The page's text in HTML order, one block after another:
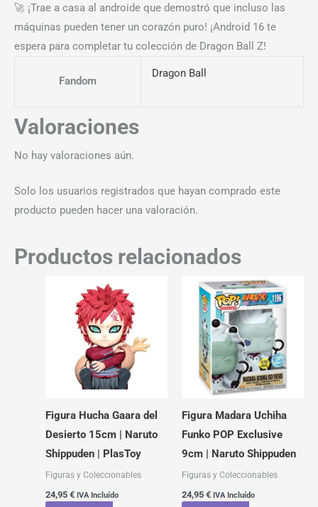
🚀 ¡Trae a casa al androide que demostró que incluso las
máquinas pueden tener un corazón puro! ¡Android 16 te
espera para completar tu colección de Dragon Ball Z!
Fandom
Dragon Ball
Valoraciones
No hay valoraciones aún.
Solo los usuarios registrados que hayan comprado este
producto pueden hacer una valoración.
Productos relacionados
Figura Hucha Gaara del
Desierto 15cm | Naruto
Shippuden | PlasToy
Figuras y Coleccionables
24,95 € IVA Incluído
Figura Madara Uchiha
Funko POP Exclusive
9cm | Naruto Shippuden
Figuras y Coleccionables
24,95 € IVA Incluído